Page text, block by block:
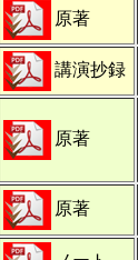
原著
講演抄録
原著
原著